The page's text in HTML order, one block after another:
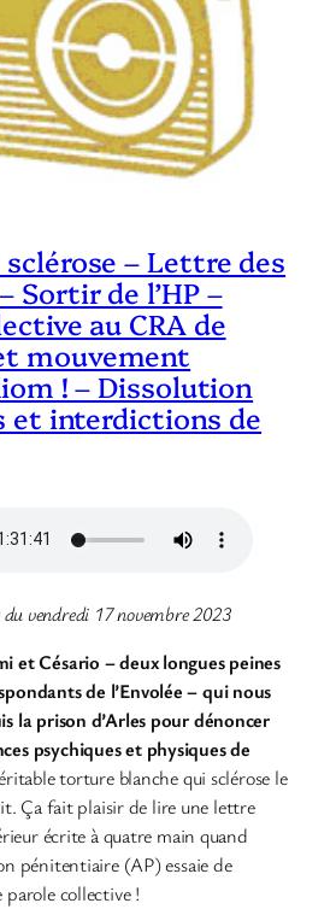
sclérose – Lettre des
Sortir de l’HP –
au CRA de
mouvement
! – Dissolution
et interdictions de
du vendredi 17 novembre 2023
et Césario – deux longues peines
de l’Envolée – qui nous
la prison d’Arles pour dénoncer
psychiques et physiques de
torture blanche qui sclérose le
Ça fait plaisir de lire une lettre
écrite à quatre main quand
pénitentiaire (AP) essaie de
collective !